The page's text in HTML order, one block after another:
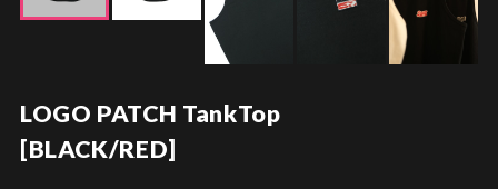
LOGO PATCH TankTop
[BLACK/RED]